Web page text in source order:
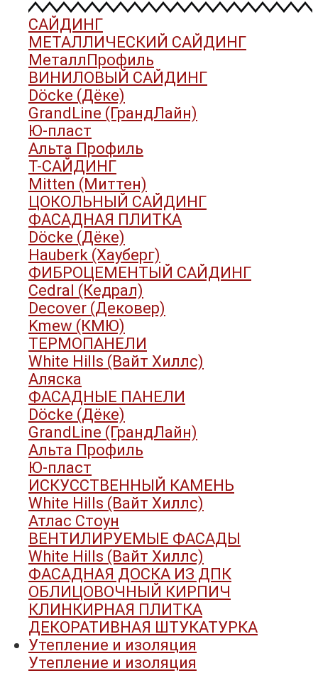
САЙДИНГ
МЕТАЛЛИЧЕСКИЙ САЙДИНГ
МеталлПрофиль
ВИНИЛОВЫЙ САЙДИНГ
Döcke (Дёке)
GrandLine (ГрандЛайн)
Ю-пласт
Альта Профиль
Т-САЙДИНГ
Mitten (Миттен)
ЦОКОЛЬНЫЙ САЙДИНГ
ФАСАДНАЯ ПЛИТКА
Döcke (Дёке)
Hauberk (Хауберг)
ФИБРОЦЕМЕНТЫЙ САЙДИНГ
Cedral (Кедрал)
Decover (Дековер)
Kmew (КМЮ)
ТЕРМОПАНЕЛИ
White Hills (Вайт Хиллс)
Аляска
ФАСАДНЫЕ ПАНЕЛИ
Döcke (Дёке)
GrandLine (ГрандЛайн)
Альта Профиль
Ю-пласт
ИСКУССТВЕННЫЙ КАМЕНЬ
White Hills (Вайт Хиллс)
Атлас Стоун
ВЕНТИЛИРУЕМЫЕ ФАСАДЫ
White Hills (Вайт Хиллс)
ФАСАДНАЯ ДОСКА ИЗ ДПК
ОБЛИЦОВОЧНЫЙ КИРПИЧ
КЛИНКИРНАЯ ПЛИТКА
ДЕКОРАТИВНАЯ ШТУКАТУРКА
Утепление и изоляция
Утепление и изоляция